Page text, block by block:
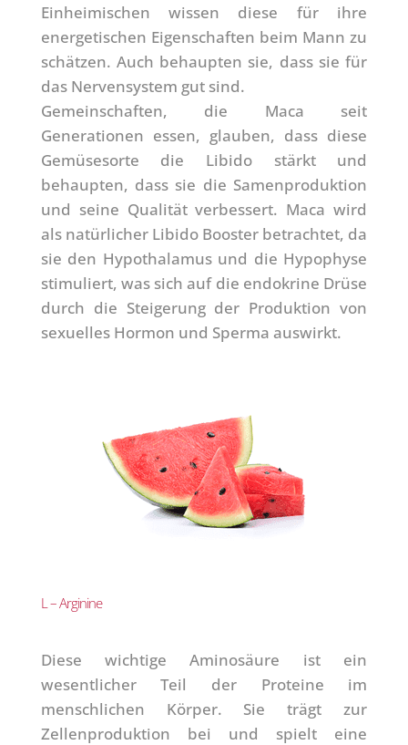
Einheimischen wissen diese für ihre
energetischen Eigenschaften beim Mann zu
schätzen. Auch behaupten sie, dass sie für
das Nervensystem gut sind.
Gemeinschaften, die Maca seit
Generationen essen, glauben, dass diese
Gemüsesorte die Libido stärkt und
behaupten, dass sie die Samenproduktion
und seine Qualität verbessert. Maca wird
als natürlicher Libido Booster betrachtet, da
sie den Hypothalamus und die Hypophyse
stimuliert, was sich auf die endokrine Drüse
durch die Steigerung der Produktion von
sexuelles Hormon und Sperma auswirkt.
L – Arginine
Diese wichtige Aminosäure ist ein
wesentlicher Teil der Proteine im
menschlichen Körper. Sie trägt zur
Zellenproduktion bei und spielt eine